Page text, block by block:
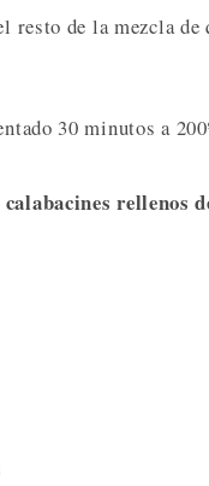
resto de la mezcla
30 minutos a
calabacines rellenos